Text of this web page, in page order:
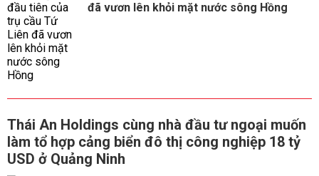
đã vươn lên khỏi mặt nước sông Hồng
Thái An Holdings cùng nhà đầu tư ngoại muốn
làm tổ hợp cảng biển đô thị công nghiệp 18 tỷ
USD ở Quảng Ninh